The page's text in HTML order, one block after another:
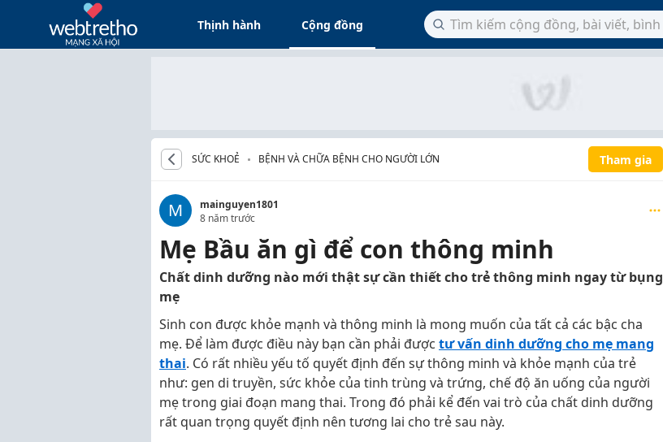
Thịnh hành Cộng đồng
SỨC KHOẺ BỆNH VÀ CHỮA BỆNH CHO NGƯỜI LỚN Tham gia
M
mainguyen1801
8 năm trước
Mẹ Bầu ăn gì để con thông minh
Chất dinh dưỡng nào mới thật sự cần thiết cho trẻ thông minh ngay từ bụng
mẹ
Sinh con được khỏe mạnh và thông minh là mong muốn của tất cả các bậc cha
mẹ. Để làm được điều này bạn cần phải được tư vấn dinh dưỡng cho mẹ mang
thai. Có rất nhiều yếu tố quyết định đến sự thông minh và khỏe mạnh của trẻ
như: gen di truyền, sức khỏe của tinh trùng và trứng, chế độ ăn uống của người
mẹ trong giai đoạn mang thai. Trong đó phải kể đến vai trò của chất dinh dưỡng
rất quan trọng quyết định nên tương lai cho trẻ sau này.